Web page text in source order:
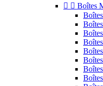
  Boîtes